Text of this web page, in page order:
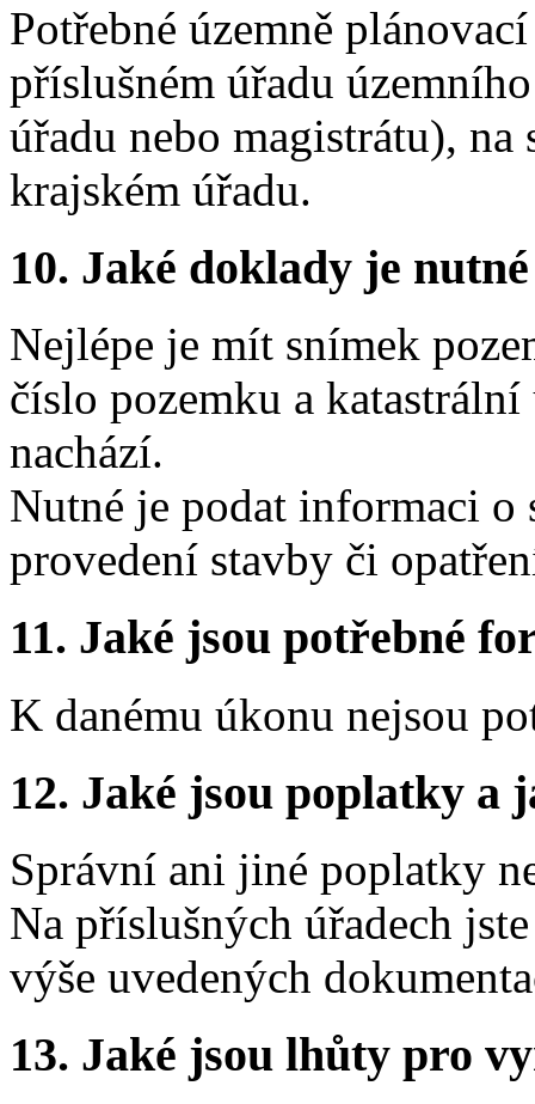
Potřebné územně
příslušném úřadu
úřadu nebo magistrátu), na
krajském úřadu.
10. Jaké doklady je
Nejlépe je mít snímek
číslo pozemku a
nachází.
Nutné je podat informaci o
provedení stavby či
11. Jaké jsou potřebné
K danému úkonu nejsou
12. Jaké jsou poplatky a
Správní ani jiné poplatky
Na příslušných úřadech
výše uvedených
13. Jaké jsou lhůty pro